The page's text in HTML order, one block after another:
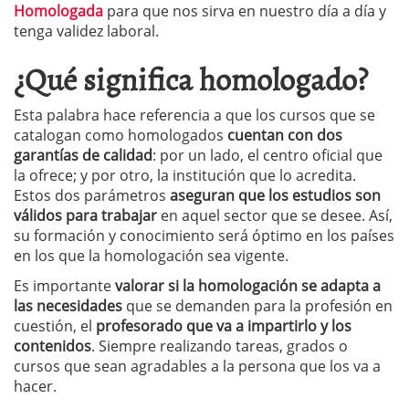
Homologada para que nos sirva en nuestro día a día y
tenga validez laboral.
¿Qué significa homologado?
Esta palabra hace referencia a que los cursos que se
catalogan como homologados cuentan con dos
garantías de calidad: por un lado, el centro oficial que
la ofrece; y por otro, la institución que lo acredita.
Estos dos parámetros aseguran que los estudios son
válidos para trabajar en aquel sector que se desee. Así,
su formación y conocimiento será óptimo en los países
en los que la homologación sea vigente.
Es importantevalorar si la homologación se adapta a
las necesidades que se demanden para la profesión en
cuestión, el profesorado que va a impartirlo y los
contenidos. Siempre realizando tareas, grados o
cursos que sean agradables a la persona que los va a
hacer.